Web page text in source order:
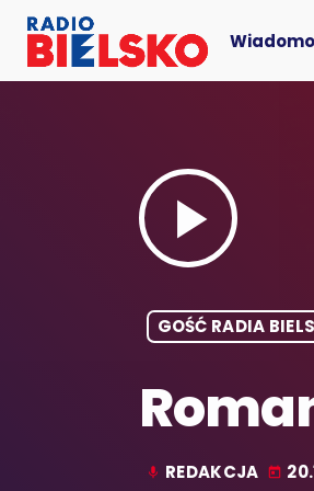
play_arrow
GOŚĆ RADIA
mic REDAKCJA today